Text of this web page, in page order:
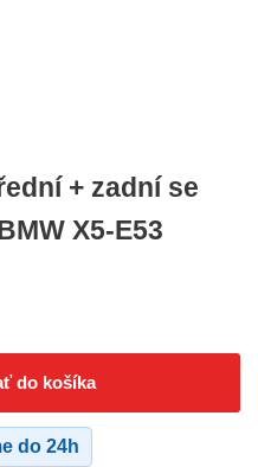
+ zadní se
X5-E53
do košíka
do 24h